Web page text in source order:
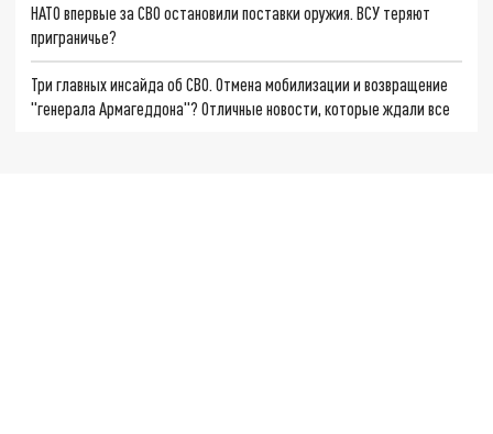
НАТО впервые за СВО остановили поставки оружия. ВСУ теряют
приграничье?
Три главных инсайда об СВО. Отмена мобилизации и возвращение
"генерала Армагеддона"? Отличные новости, которые ждали все